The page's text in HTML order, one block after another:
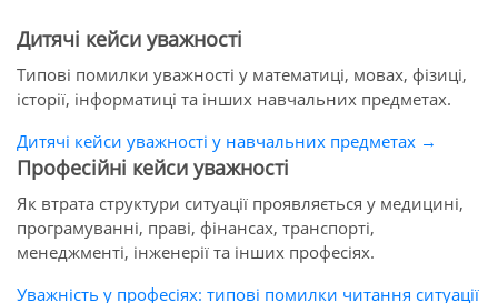
Дитячі кейси уважності
Типові помилки уважності у математиці, мовах, фізиці,
історії, інформатиці та інших навчальних предметах.
Дитячі кейси уважності у навчальних предметах →
Професійні кейси уважності
Як втрата структури ситуації проявляється у медицині,
програмуванні, праві, фінансах, транспорті,
менеджменті, інженерії та інших професіях.
Уважність у професіях: типові помилки читання ситуації